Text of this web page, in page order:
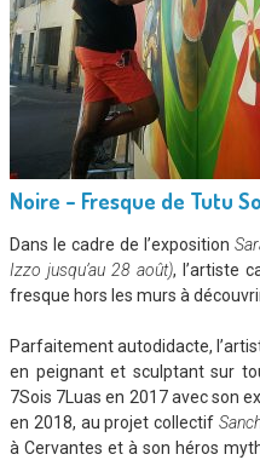
Noire – Fresque de Tutu
Dans le cadre de l’exposition
Izzo jusqu’au 28 août), l’artiste
fresque hors les murs à
Parfaitement autodidacte,
en peignant et sculptant sur
7Sois 7Luas en 2017 avec son
en 2018, au projet collectif
à Cervantes et à son héros